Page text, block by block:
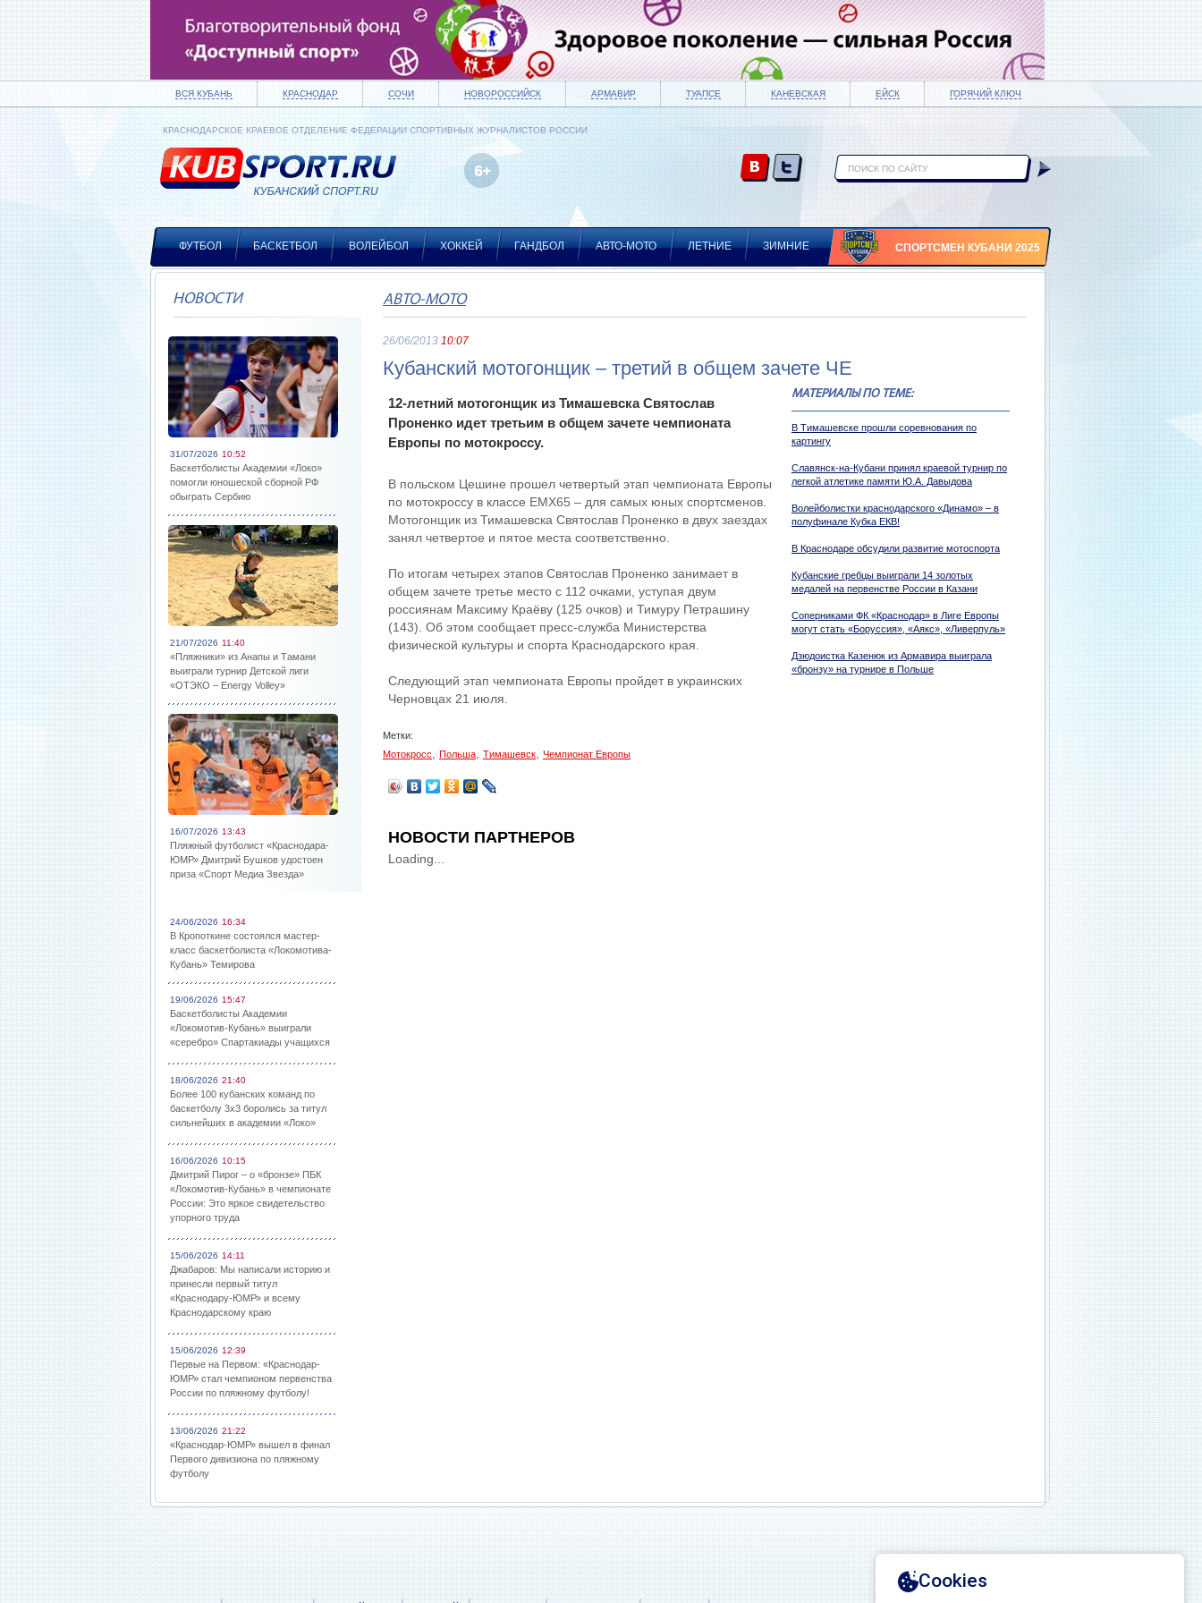
ВСЯ КУБАНЬ КРАСНОДАР СОЧИ НОВОРОССИЙСК АРМАВИР ТУАПСЕ КАНЕВСКАЯ ЕЙСК ГОРЯЧИЙ КЛЮЧ
КРАСНОДАРСКОЕ КРАЕВОЕ ОТДЕЛЕНИЕ ФЕДЕРАЦИИ СПОРТИВНЫХ ЖУРНАЛИСТОВ РОССИИ
ФУТБОЛ БАСКЕТБОЛ ВОЛЕЙБОЛ ХОККЕЙ ГАНДБОЛ АВТО-МОТО ЛЕТНИЕ ЗИМНИЕ СПОРТСМЕН КУБАНИ 2025
НОВОСТИ
31/07/2026 10:52
Баскетболисты Академии «Локо»
помогли юношеской сборной РФ
обыграть Сербию
21/07/2026 11:40
«Пляжники» из Анапы и Тамани
выиграли турнир Детской лиги
«ОТЭКО – Energy Volley»
16/07/2026 13:43
Пляжный футболист «Краснодара-
ЮМР» Дмитрий Бушков удостоен
приза «Спорт Медиа Звезда»
24/06/2026 16:34
В Кропоткине состоялся мастер-
класс баскетболиста «Локомотива-
Кубань» Темирова
19/06/2026 15:47
Баскетболисты Академии
«Локомотив-Кубань» выиграли
«серебро» Спартакиады учащихся
18/06/2026 21:40
Более 100 кубанских команд по
баскетболу 3х3 боролись за титул
сильнейших в академии «Локо»
16/06/2026 10:15
Дмитрий Пирог – о «бронзе» ПБК
«Локомотив-Кубань» в чемпионате
России: Это яркое свидетельство
упорного труда
15/06/2026 14:11
Джабаров: Мы написали историю и
принесли первый титул
«Краснодару-ЮМР» и всему
Краснодарскому краю
15/06/2026 12:39
Первые на Первом: «Краснодар-
ЮМР» стал чемпионом первенства
России по пляжному футболу!
13/06/2026 21:22
«Краснодар-ЮМР» вышел в финал
Первого дивизиона по пляжному
футболу
АВТО-МОТО
26/06/2013 10:07
Кубанский мотогонщик – третий в общем зачете ЧЕ
МАТЕРИАЛЫ ПО ТЕМЕ:
В Тимашевске прошли соревнования по
картингу
Славянск-на-Кубани принял краевой турнир по
легкой атлетике памяти Ю.А. Давыдова
Волейболистки краснодарского «Динамо» – в
полуфинале Кубка ЕКВ!
В Краснодаре обсудили развитие мотоспорта
Кубанские гребцы выиграли 14 золотых
медалей на первенстве России в Казани
Соперниками ФК «Краснодар» в Лиге Европы
могут стать «Боруссия», «Аякс», «Ливерпуль»
Дзюдоистка Казенюк из Армавира выиграла
«бронзу» на турнире в Польше
12-летний мотогонщик из Тимашевска Святослав
Проненко идет третьим в общем зачете чемпионата
Европы по мотокроссу.
В польском Цешине прошел четвертый этап чемпионата Европы
по мотокроссу в классе EMX65 – для самых юных спортсменов.
Мотогонщик из Тимашевска Святослав Проненко в двух заездах
занял четвертое и пятое места соответственно.
По итогам четырех этапов Святослав Проненко занимает в
общем зачете третье место с 112 очками, уступая двум
россиянам Максиму Краёву (125 очков) и Тимуру Петрашину
(143). Об этом сообщает пресс-служба Министерства
физической культуры и спорта Краснодарского края.
Следующий этап чемпионата Европы пройдет в украинских
Черновцах 21 июля.
Метки:
Мотокросс
Польша Тимашевск Чемпионат Европы
НОВОСТИ ПАРТНЕРОВ
Loading...